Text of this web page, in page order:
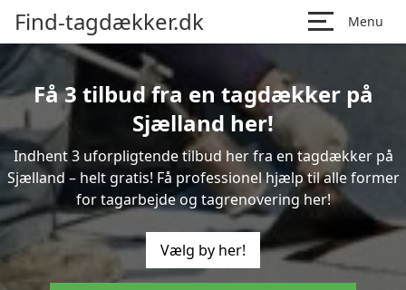
Find-tagdækker.dk Menu
Få 3 tilbud fra en tagdækker på
Sjælland her!
Indhent 3 uforpligtende tilbud her fra en tagdækker på
Sjælland – helt gratis! Få professionel hjælp til alle former
for tagarbejde og tagrenovering her!
Vælg by her!